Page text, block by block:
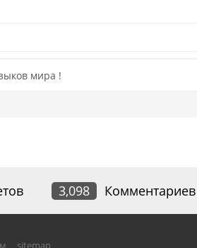
мира !
3,098 Комментариев
sitemap